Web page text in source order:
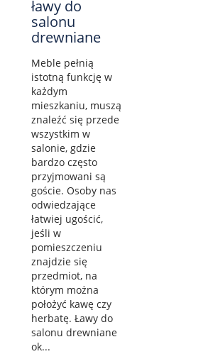
ławy do
salonu
drewniane
Meble pełnią
istotną funkcję w
każdym
mieszkaniu, muszą
znaleźć się przede
wszystkim w
salonie, gdzie
bardzo często
przyjmowani są
goście. Osoby nas
odwiedzające
łatwiej ugościć,
jeśli w
pomieszczeniu
znajdzie się
przedmiot, na
którym można
położyć kawę czy
herbatę. Ławy do
salonu drewniane
ok...